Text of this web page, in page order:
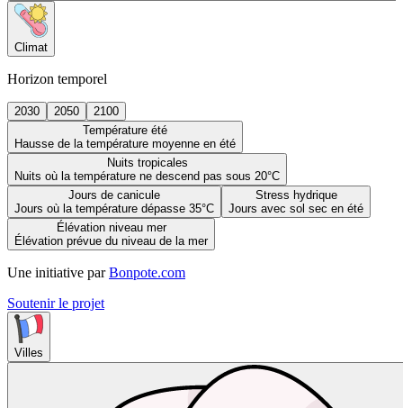
Climat
Horizon temporel
2030 2050
2100
Température été
Hausse de la température moyenne en été
Nuits tropicales
Nuits où la température ne descend pas sous 20°C
Jours de canicule
Jours où la température dépasse 35°C
Stress hydrique
Jours avec sol sec en été
Élévation niveau mer
Élévation prévue du niveau de la mer
Une initiative par Bonpote.com
Soutenir le projet
Villes